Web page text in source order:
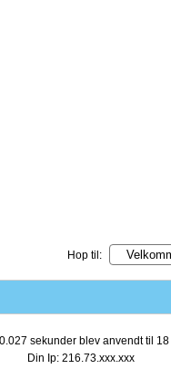
Hop til:
sekunder blev anvendt til
Din Ip: 216.73.xxx.xxx